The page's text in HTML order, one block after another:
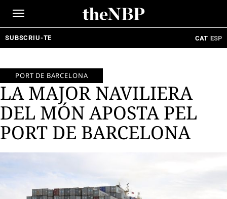
SUBSCRIU-TE CAT ESP
PORT DE BARCELONA
LA MAJOR NAVILIERA
DEL MÓN APOSTA PEL
PORT DE BARCELONA